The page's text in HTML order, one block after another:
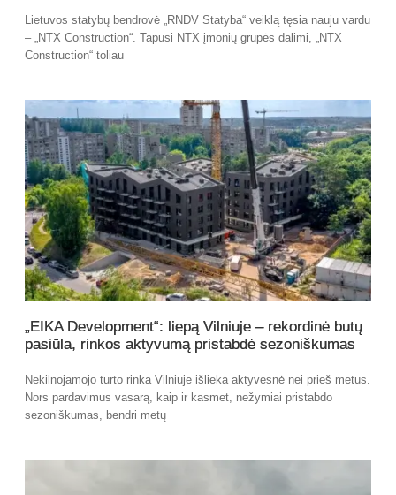
Lietuvos statybų bendrovė „RNDV Statyba“ veiklą tęsia nauju vardu
– „NTX Construction“. Tapusi NTX įmonių grupės dalimi, „NTX
Construction“ toliau
„EIKA Development“: liepą Vilniuje – rekordinė butų
pasiūla, rinkos aktyvumą pristabdė sezoniškumas
Nekilnojamojo turto rinka Vilniuje išlieka aktyvesnė nei prieš metus.
Nors pardavimus vasarą, kaip ir kasmet, nežymiai pristabdo
sezoniškumas, bendri metų